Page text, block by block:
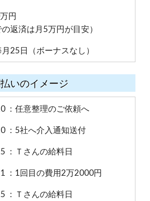
円
の返済は月5万円が目安）
25日（ボーナスなし）
いのイメージ
：任意整理のご依頼へ
：5社へ介入通知送付
：Ｔさんの給料日
：1回目の費用2万2000円
：Ｔさんの給料日